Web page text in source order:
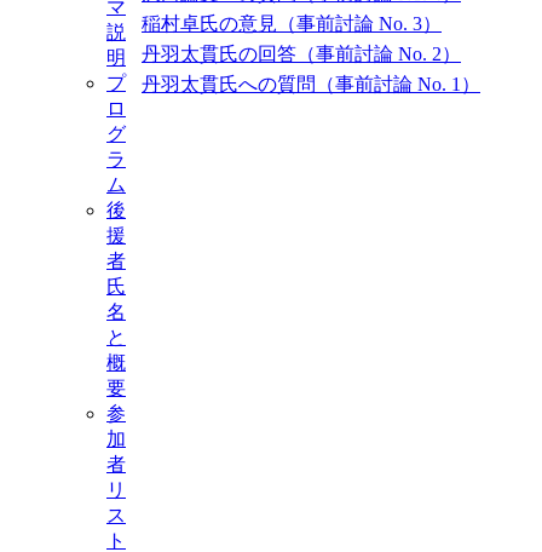
マ
説
明
プ
ロ
グ
ラ
ム
後
援
者
氏
名
と
概
要
参
加
者
リ
ス
ト
稲村卓氏の意見（事前討論 No. 3）
丹羽太貫氏の回答（事前討論 No. 2）
丹羽太貫氏への質問（事前討論 No. 1）